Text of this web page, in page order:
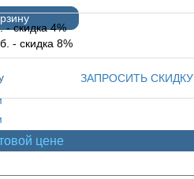
- скидка 4%
- скидка 8%
ЗАПРОСИТЬ СКИДКУ
цене